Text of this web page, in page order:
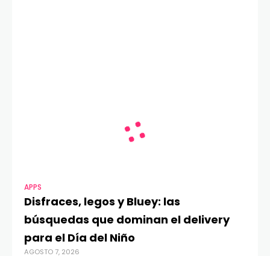
APPS
Disfraces, legos y Bluey: las
búsquedas que dominan el delivery
para el Día del Niño
AGOSTO 7, 2026